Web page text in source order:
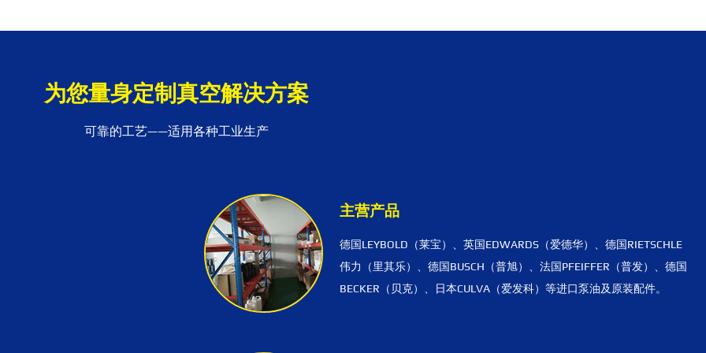
为您量身定制真空解决方案
可靠的工艺——适用各种工业生产
主营产品
德国LEYBOLD（莱宝）、英国EDWARDS（爱德华）、德国RIETSCHLE
伟力（里其乐）、德国BUSCH（普旭）、法国PFEIFFER（普发）、德国
BECKER（贝克）、日本CULVA（爱发科）等进口泵油及原装配件。